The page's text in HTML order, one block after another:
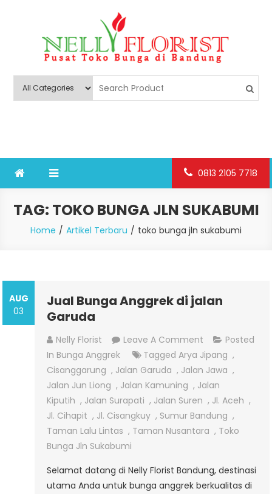
Nelly Florist Bandung
0813 2105 7718
TAG: TOKO BUNGA JLN SUKABUMI
Home Artikel Terbaru toko bunga jln sukabumi
AUG
03
Jual Bunga Anggrek di jalan
Garuda
Nelly Florist Leave A Comment On
Jual
Bunga
Anggrek
Di
Jalan
Garuda
Posted
In Bunga Anggrek TaggedArya Jipang ,
Cisanggarung , Jalan Garuda , Jalan Jawa ,
Jalan Jun Liong , Jalan Kamuning , Jalan
Kiputih , Jalan Surapati , Jalan Suren , Jl. Aceh ,
Jl. Cihapit , Jl. Cisangkuy , Sumur Bandung ,
Taman Lalu Lintas , Taman Nusantara , Toko
Bunga Jln Sukabumi
Selamat datang di Nelly Florist Bandung, destinasi
utama Anda untuk bunga anggrek berkualitas di